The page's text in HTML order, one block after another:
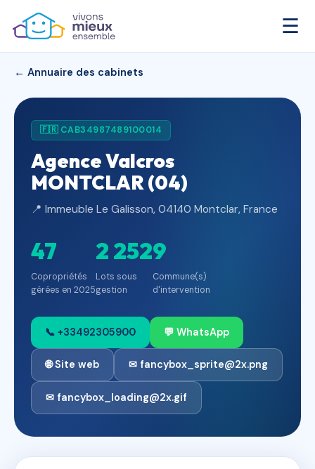
☰
← Annuaire des cabinets
🇫🇷 CAB34987489100014
Agence Valcros
MONTCLAR (04)
📍 Immeuble Le Galisson, 04140 Montclar, France
47
Copropriétés
gérées en 2025
2 252
Lots sous
gestion
9
Commune(s)
d'intervention
📞 +33492305900 💬 WhatsApp
🌐 Site web ✉ fancybox_sprite@2x.png
✉ fancybox_loading@2x.gif